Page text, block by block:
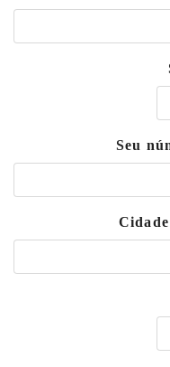
Seu